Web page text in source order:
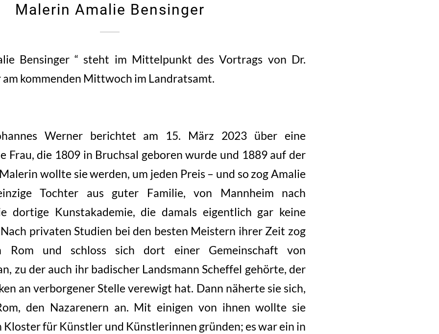
Malerin Amalie Bensinger
Bensinger “ steht im Mittelpunkt des Vortrags von Dr.
am kommenden Mittwoch im Landratsamt.
Werner berichtet am 15. März 2023 über eine
Frau, die 1809 in Bruchsal geboren wurde und 1889 auf der
wollte sie werden, um jeden Preis – und so zog Amalie
Tochter aus guter Familie, von Mannheim nach
dortige Kunstakademie, die damals eigentlich gar keine
privaten Studien bei den besten Meistern ihrer Zeit zog
Rom und schloss sich dort einer Gemeinschaft von
zu der auch ihr badischer Landsmann Scheffel gehörte, der
an verborgener Stelle verewigt hat. Dann näherte sie sich,
den Nazarenern an. Mit einigen von ihnen wollte sie
Kloster für Künstler und Künstlerinnen gründen; es war ein in